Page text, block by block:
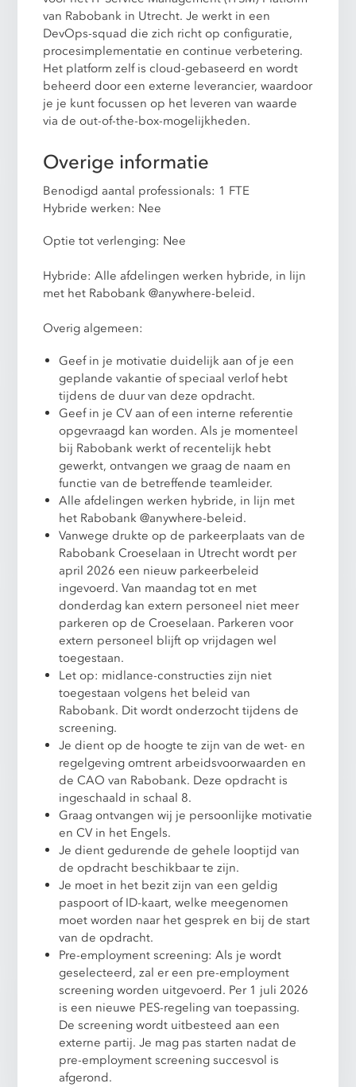
van Rabobank in Utrecht. Je werkt in een
DevOps-squad die zich richt op configuratie,
procesimplementatie en continue verbetering.
Het platform zelf is cloud-gebaseerd en wordt
beheerd door een externe leverancier, waardoor
je je kunt focussen op het leveren van waarde
via de out-of-the-box-mogelijkheden.
Overige informatie
Benodigd aantal professionals: 1 FTE
Hybride werken: Nee
Optie tot verlenging: Nee
Hybride: Alle afdelingen werken hybride, in lijn
met het Rabobank @anywhere-beleid.
Overig algemeen:
Geef in je motivatie duidelijk aan of je een
geplande vakantie of speciaal verlof hebt
tijdens de duur van deze opdracht.
Geef in je CV aan of een interne referentie
opgevraagd kan worden. Als je momenteel
bij Rabobank werkt of recentelijk hebt
gewerkt, ontvangen we graag de naam en
functie van de betreffende teamleider.
Alle afdelingen werken hybride, in lijn met
het Rabobank @anywhere-beleid.
Vanwege drukte op de parkeerplaats van de
Rabobank Croeselaan in Utrecht wordt per
april 2026 een nieuw parkeerbeleid
ingevoerd. Van maandag tot en met
donderdag kan extern personeel niet meer
parkeren op de Croeselaan. Parkeren voor
extern personeel blijft op vrijdagen wel
toegestaan.
Let op: midlance-constructies zijn niet
toegestaan volgens het beleid van
Rabobank. Dit wordt onderzocht tijdens de
screening.
Je dient op de hoogte te zijn van de wet- en
regelgeving omtrent arbeidsvoorwaarden en
de CAO van Rabobank. Deze opdracht is
ingeschaald in schaal 8.
Graag ontvangen wij je persoonlijke motivatie
en CV in het Engels.
Je dient gedurende de gehele looptijd van
de opdracht beschikbaar te zijn.
Je moet in het bezit zijn van een geldig
paspoort of ID-kaart, welke meegenomen
moet worden naar het gesprek en bij de start
van de opdracht.
Pre-employment screening: Als je wordt
geselecteerd, zal er een pre-employment
screening worden uitgevoerd. Per 1 juli 2026
is een nieuwe PES-regeling van toepassing.
De screening wordt uitbesteed aan een
externe partij. Je mag pas starten nadat de
pre-employment screening succesvol is
afgerond.